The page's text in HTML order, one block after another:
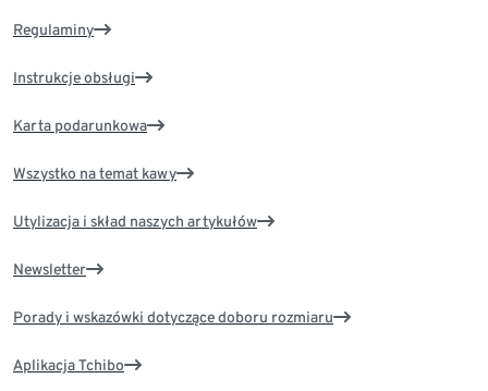
Regulaminy
Instrukcje obsługi
Karta podarunkowa
Wszystko na temat kawy
Utylizacja i skład naszych artykułów
Newsletter
Porady i wskazówki dotyczące doboru rozmiaru
Aplikacja Tchibo